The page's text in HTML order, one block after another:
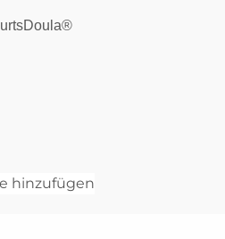
hinzufügen